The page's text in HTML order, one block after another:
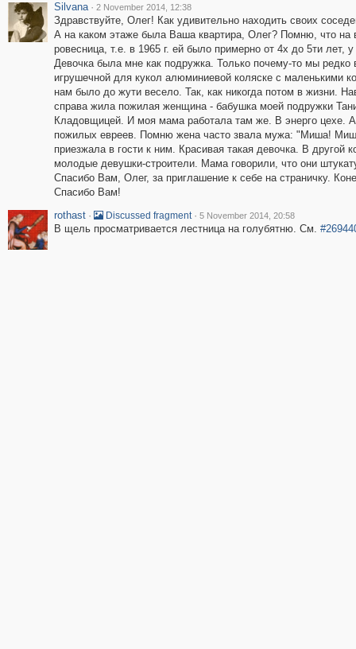
Silvana · 2 November 2014, 12:38
Здравствуйте, Олег! Как удивительно находить своих
А на каком этаже была Ваша квартира, Олег? Помню, что
ровесница, т.е. в 1965 г. ей было примерно от 4х до 5ти
Девочка была мне как подружка. Только почему-то мы
игрушечной для кукол алюминиевой коляске с маленькими
нам было до жути весело. Так, как никогда потом в жизни.
справа жила пожилая женщина - бабушка моей подружки
Кладовщицей. И моя мама работала там же. В энерго цехе.
пожилых евреев. Помню жена часто звала мужа: "Миша!
приезжала в гости к ним. Красивая такая девочка. В другой
молодые девушки-строители. Мама говорили, что они
Спасибо Вам, Олег, за приглашение к себе на страничку.
Спасибо Вам!
rothast · Discussed fragment · 5 November 2014, 20:58
В щель просматривается лестница на голубятню. См.